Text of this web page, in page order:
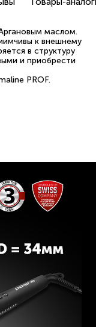
маслом.
к внешнему
в структуру
и приобрести
PROF.